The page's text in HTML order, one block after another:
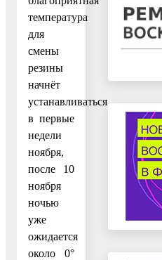
температура
для
смены
резины
начнёт
устанавливаться
в первые
недели
ноября,
после 10
ноября
ночью
уже
ожидается
около 0°